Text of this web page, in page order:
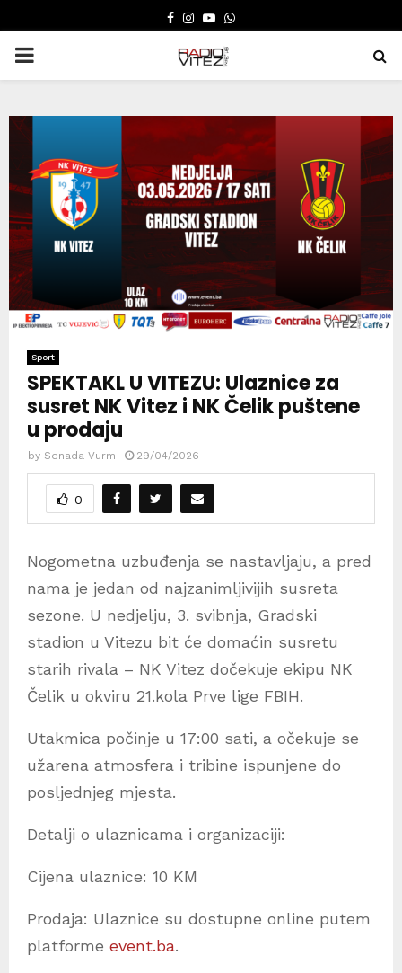
FACEBOOK
INSTAGRAM
YOUTUBE
WHATSAPP
PRIMARY
Sport
SPEKTAKL U VITEZU: Ulaznice za
susret NK Vitez i NK Čelik puštene
u prodaju
by Senada Vurm 29/04/2026
0
Nogometna uzbuđenja se nastavljaju, a pred
nama je jedan od najzanimljivijih susreta
sezone. U nedjelju, 3. svibnja, Gradski
stadion u Vitezu bit će domaćin susretu
starih rivala – NK Vitez dočekuje ekipu NK
Čelik u okviru 21.kola Prve lige FBIH.
​Utakmica počinje u 17:00 sati, a očekuje se
užarena atmosfera i tribine ispunjene do
posljednjeg mjesta.
Detalji o ulaznicama i organizaciji:
​Cijena ulaznice: 10 KM
​Prodaja: Ulaznice su dostupne online putem
platforme event.ba.